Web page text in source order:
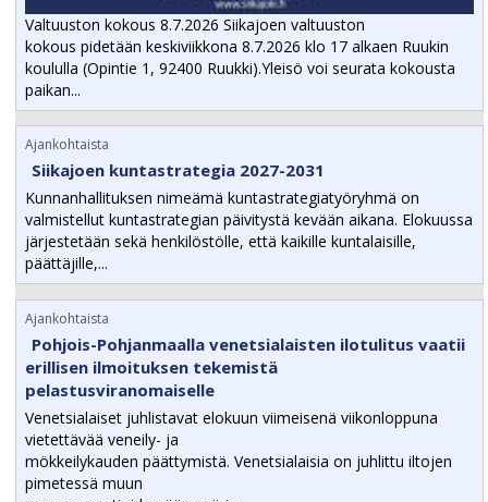
Valtuuston kokous 8.7.2026 Siikajoen valtuuston
kokous pidetään keskiviikkona 8.7.2026 klo 17 alkaen Ruukin
koululla (Opintie 1, 92400 Ruukki).Yleisö voi seurata kokousta
paikan...
Ajankohtaista
Siikajoen kuntastrategia 2027-2031
Kunnanhallituksen nimeämä kuntastrategiatyöryhmä on
valmistellut kuntastrategian päivitystä kevään aikana. Elokuussa
järjestetään sekä henkilöstölle, että kaikille kuntalaisille,
päättäjille,...
Ajankohtaista
Pohjois-Pohjanmaalla venetsialaisten ilotulitus vaatii
erillisen ilmoituksen tekemistä
pelastusviranomaiselle
Venetsialaiset juhlistavat elokuun viimeisenä viikonloppuna
vietettävää veneily- ja
mökkeilykauden päättymistä. Venetsialaisia on juhlittu iltojen
pimetessä muun